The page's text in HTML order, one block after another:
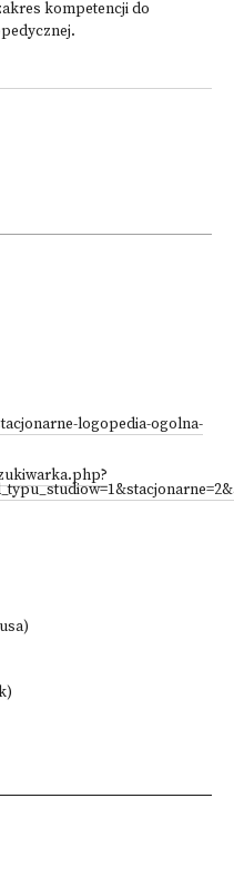
kompetencji do
logopedia-ogolna-